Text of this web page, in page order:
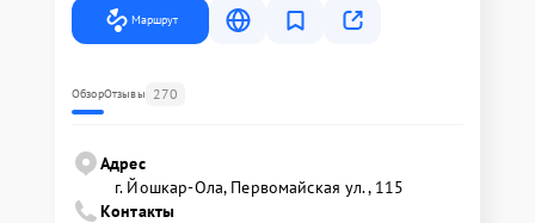
Маршрут
ОбзорОтзывы 270
Адрес
г. Йошкар-Ола, Первомайская ул., 115
Контакты